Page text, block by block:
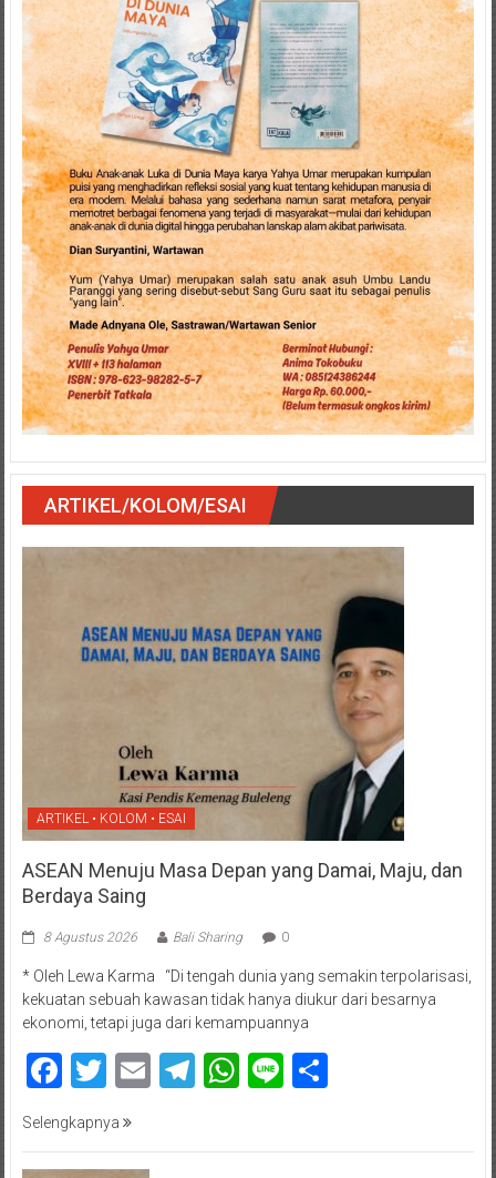
ARTIKEL/KOLOM/ESAI
ARTIKEL • KOLOM • ESAI
ASEAN Menuju Masa Depan yang Damai, Maju, dan
Berdaya Saing
8 Agustus 2026 Bali Sharing 0
* Oleh Lewa Karma “Di tengah dunia yang semakin terpolarisasi,
kekuatan sebuah kawasan tidak hanya diukur dari besarnya
ekonomi, tetapi juga dari kemampuannya
Facebook
Twitter
EmailTelegram
WhatsApp
LineShare
Selengkapnya